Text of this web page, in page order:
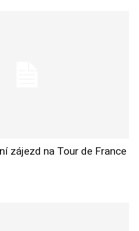
zájezd na Tour de France